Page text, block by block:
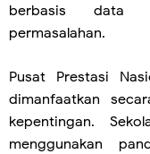
berbasis data
permasalahan.
Pusat Prestasi
dimanfaatkan
kepentingan.
menggunakan